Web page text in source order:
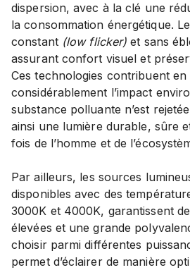
dispersion, avec à la clé une
la consommation énergétique.
constant (low flicker) et sans
assurant confort visuel et
Ces technologies contribuent
considérablement l’impact
substance polluante n’est
ainsi une lumière durable, sûre
fois de l’homme et de
Par ailleurs, les sources
disponibles avec des
3000K et 4000K, garantissent
élevées et une grande
choisir parmi différentes
permet d’éclairer de manière